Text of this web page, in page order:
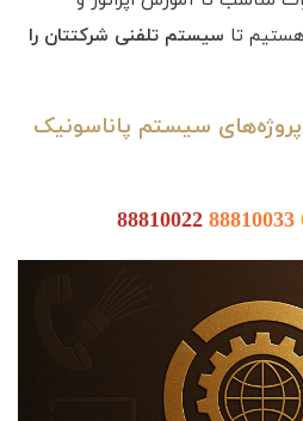
تا سیستم تلفنی شرکتتان را
سیستم پاناسونیک
8881002288810033